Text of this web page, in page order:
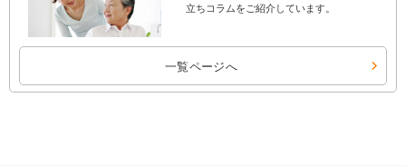
立ちコラムをご紹介しています。
一覧ページへ